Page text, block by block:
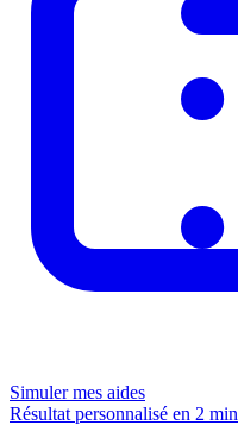
Simuler mes aides
Résultat personnalisé en 2 min